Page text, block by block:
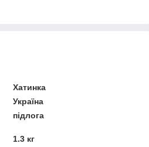
Хатинка
Україна
підлога
1.3 кг